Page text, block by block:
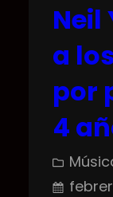
Neil
a
por
4